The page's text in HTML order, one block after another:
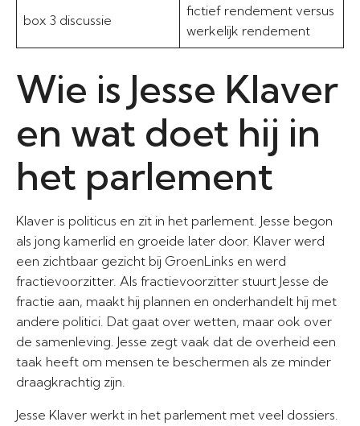
box 3 discussie
fictief rendement versus
werkelijk rendement
Wie is Jesse Klaver
en wat doet hij in
het parlement
Klaver is politicus en zit in het parlement. Jesse begon
als jong kamerlid en groeide later door. Klaver werd
een zichtbaar gezicht bij GroenLinks en werd
fractievoorzitter. Als fractievoorzitter stuurt Jesse de
fractie aan, maakt hij plannen en onderhandelt hij met
andere politici. Dat gaat over wetten, maar ook over
de samenleving. Jesse zegt vaak dat de overheid een
taak heeft om mensen te beschermen als ze minder
draagkrachtig zijn.
Jesse Klaver werkt in het parlement met veel dossiers.